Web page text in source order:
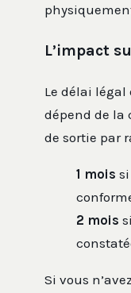
L’impact
Le délai
dépend de la
de sortie par
1 mois
2 mois
Si vous